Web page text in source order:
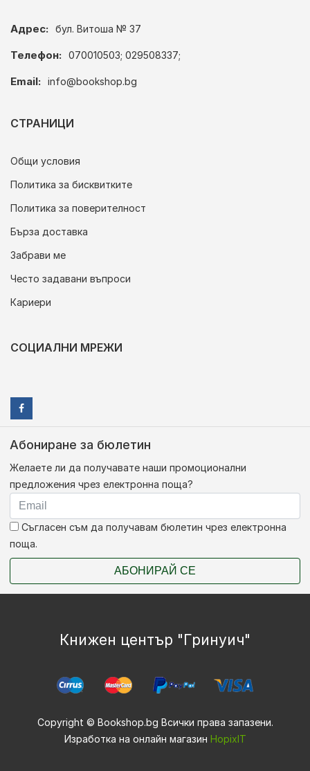
Адрес: бул. Витоша № 37
Телефон: 070010503; 029508337;
Email: info@bookshop.bg
СТРАНИЦИ
Общи условия
Политика за бисквитките
Политика за поверителност
Бърза доставка
Забрави ме
Често задавани въпроси
Кариери
СОЦИАЛНИ МРЕЖИ
Абониране за бюлетин
Желаете ли да получавате наши промоционални
предложения чрез електронна поща?
Съгласен съм да получавам бюлетин чрез електронна
поща.
АБОНИРАЙ СЕ
Книжен център "Гринуич"
Copyright © Bookshop.bg Всички права запазени.
Изработка на онлайн магазин HopixIT